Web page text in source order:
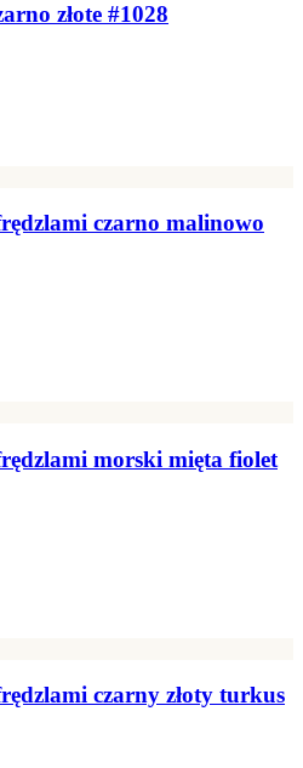
złote #1028
czarno malinowo
morski mięta fiolet
czarny złoty turkus